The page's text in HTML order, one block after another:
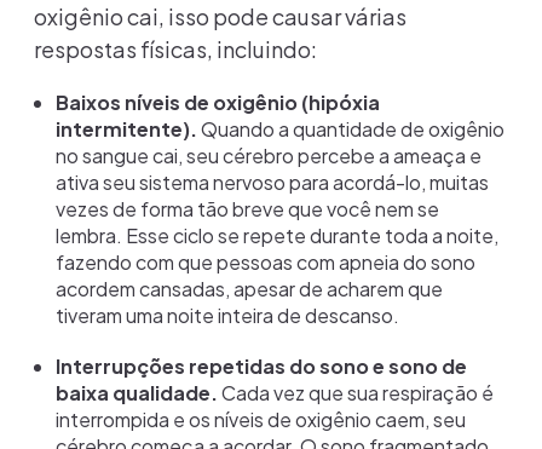
oxigênio cai, isso pode causar várias
respostas físicas, incluindo:
Baixos níveis de oxigênio (hipóxia
intermitente).Quando a quantidade de oxigênio
no sangue cai, seu cérebro percebe a ameaça e
ativa seu sistema nervoso para acordá-lo, muitas
vezes de forma tão breve que você nem se
lembra. Esse ciclo se repete durante toda a noite,
fazendo com que pessoas com apneia do sono
acordem cansadas, apesar de acharem que
tiveram uma noite inteira de descanso.
Interrupções repetidas do sono e sono de
baixa qualidade.Cada vez que sua respiração é
interrompida e os níveis de oxigênio caem, seu